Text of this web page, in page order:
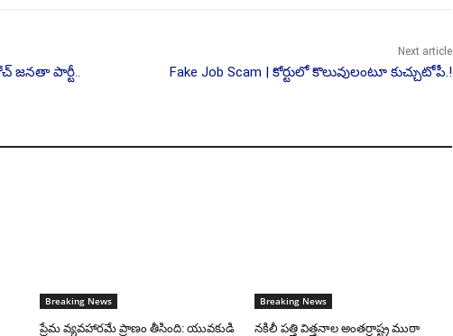
జనతా పార్టీ..
Next article
Fake Job Scam | కోర్టులో కొలువులంటూ కుచ్చుటోపీ.!
Breaking News
ప్రేమ వ్యవహారమే ప్రాణం తీసింది: యువకుడి
Breaking News
నకిలీ పత్తి విత్తనాల అంతర్రాష్ట్ర ముఠా